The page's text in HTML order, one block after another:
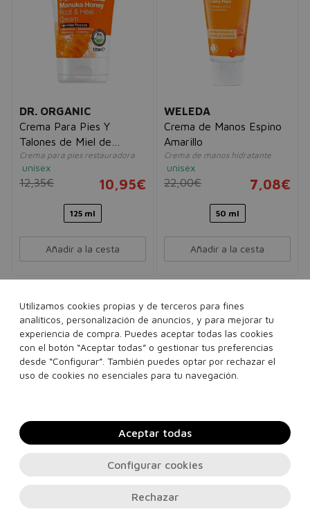
DR. ORGANIC
Crema Para Pies Y
Talones de Miel de
Manuka
Crema para pies restauradora
unisex
12,35€ 10,95€
125 ml
Añadir a la cesta
WELEDA
Crema de Manos Espino
Amarillo
Crema de manos hidratante
unisex
22,00€ 7,08€
50 ml
Añadir a la cesta
Crema de Manos y Uñas
Guantes Mascarilla
Utilizamos cookies propias y de terceros para fines
analíticos, personalización de anuncios, y para mejorar tu
experiencia de compra. Puedes aceptar todas las cookies
con el botón “Aceptar todas” o gestionar tus preferencias
desde “Configurar”. También puedes optar por rechazar el
uso de cookies no esenciales para tu navegación.
Rechazar
Configurar cookies
Aceptar todas